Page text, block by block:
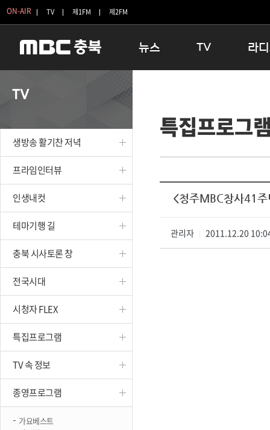
ON-AIR TV 제1FM 제2FM
뉴스
보은
옥천
TV
인생내컷
테마기행 길
시청자 FLEX
특집프로그램
종영프로그램
라
16:00 완
우리 고
TV
생방송 활기찬 저녁
프라임인터뷰
인생내컷
테마기행 길
충북 시사토론 창
전국시대
시청자 FLEX
특집프로그램
TV 속 정보
종영프로그램
가요베스트
특집프로그
<청주MBC창사41
관리자 2011.12.20